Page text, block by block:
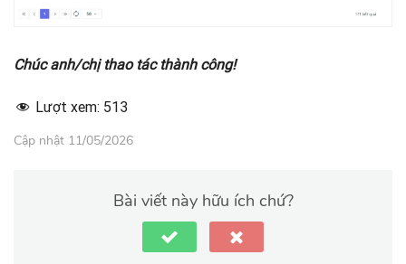
Chúc anh/chị thao tác thành công!
Lượt xem: 513
Cập nhật 11/05/2026
Bài viết này hữu ích chứ?